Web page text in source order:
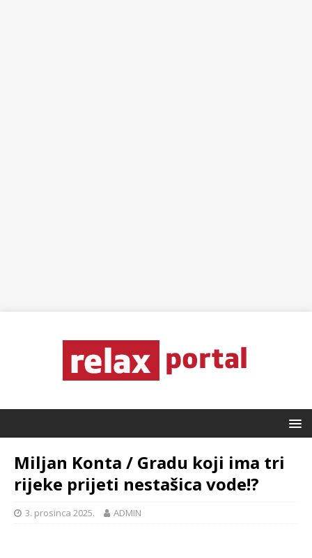
Miljan Konta / Gradu koji ima tri
rijeke prijeti nestašica vode!?
3. prosinca 2025. ADMIN